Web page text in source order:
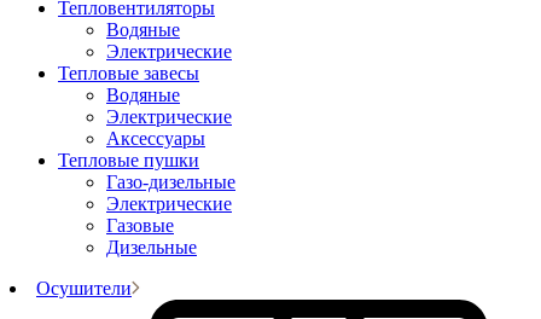
Тепловентиляторы
Водяные
Электрические
Тепловые завесы
Водяные
Электрические
Аксессуары
Тепловые пушки
Газо-дизельные
Электрические
Газовые
Дизельные
Осушители